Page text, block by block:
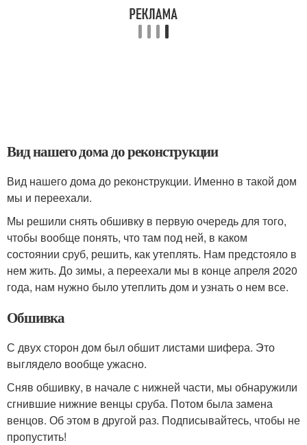
Вид нашего дома до реконструкции
Вид нашего дома до реконструкции. Именно в такой дом
мы и переехали.
Мы решили снять обшивку в первую очередь для того,
чтобы вообще понять, что там под ней, в каком
состоянии сруб, решить, как утеплять. Нам предстояло в
нем жить. До зимы, а переехали мы в конце апреля 2020
года, нам нужно было утеплить дом и узнать о нем все.
Обшивка
С двух сторон дом был обшит листами шифера. Это
выглядело вообще ужасно.
Сняв обшивку, в начале с нижней части, мы обнаружили
сгнившие нижние венцы сруба. Потом была замена
венцов. Об этом в другой раз. Подписывайтесь, чтобы не
пропустить!